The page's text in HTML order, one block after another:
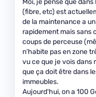
Moi, je pense que
(fibre, etc) est
de la maintenance a
rapidement mais sans
coups de perceuse
n'habite pas en zone
vu ce que je vois dans
que ça doit être dans
immeubles.
Aujourd'hui, on a 100